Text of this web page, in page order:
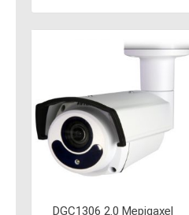
DGC1306 2.0 Mepigaxel